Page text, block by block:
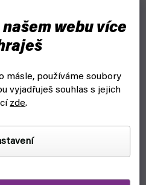
webu více
másle, používáme soubory
vyjadřuješ souhlas s jejich
zde.